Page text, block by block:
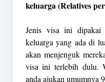
keluarga (Relatives
Jenis visa ini dipakai
keluarga yang ada di
akan menjenguk
visa ini terlebih dulu.
anda ajukan umumnya